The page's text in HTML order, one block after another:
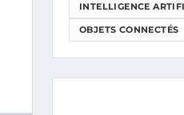
INTELLIGENCE
OBJETS CONNECTÉS